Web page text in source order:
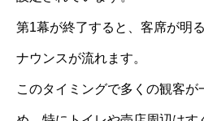
第1幕が終了すると、客席が明
ナウンスが流れます。
このタイミングで多くの観客が